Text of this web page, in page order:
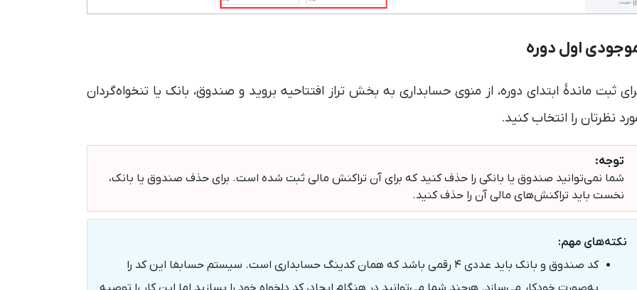
اول دوره
ثبت ماندۀ ابتدای دوره، از منوی حسابداری به بخش تراز افتتاحیه بروید و صندوق، بانک یا تنخواه‌گردان
نظرتان را انتخاب کنید.
توجه:
شما نمی‌توانید صندوق یا بانکی را حذف کنید که برای آن تراکنش مالی ثبت شده است. برای حذف صندوق یا بانک،
نخست باید تراکنش‌های مالی آن را حذف کنید.
نکته‌های مهم:
کد صندوق و بانک باید عددی ۴ رقمی باشد که همان کدینگ حسابداری است. سیستم حسابفا این کد را